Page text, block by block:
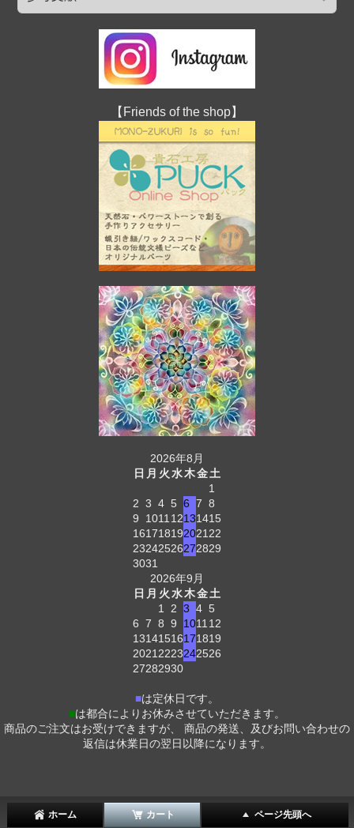
【Friends of the shop】
2026年8月
日 月 火水木金土
1
2 3 4 5 6 7 8
9
1011 12131415
161718192021 22
23242526272829
3031
2026年9月
日 月 火水木金土
1
2 3 4 5
6 7 8 9 1011 12
13141516171819
2021 2223242526
27282930
■は定休日です。
■は都合によりお休みさせていただきます。
商品のご注文はお受けできますが、 商品の発送、及びお問い合わせの
返信は休業日の翌日以降になります。
ホーム カート ページ先頭へ